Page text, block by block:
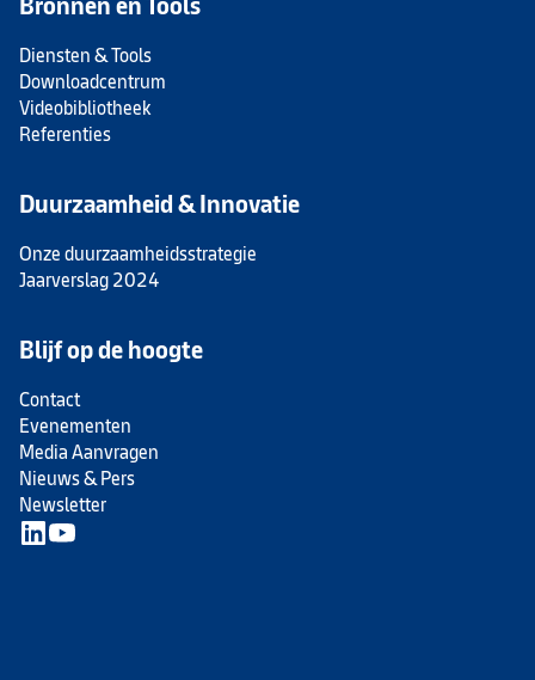
Diensten & Tools
Downloadcentrum
Videobibliotheek
Referenties
Duurzaamheid & Innovatie
Onze duurzaamheidsstrategie
Jaarverslag 2024
Blijf op de hoogte
Contact
Evenementen
Media Aanvragen
Nieuws & Pers
Newsletter